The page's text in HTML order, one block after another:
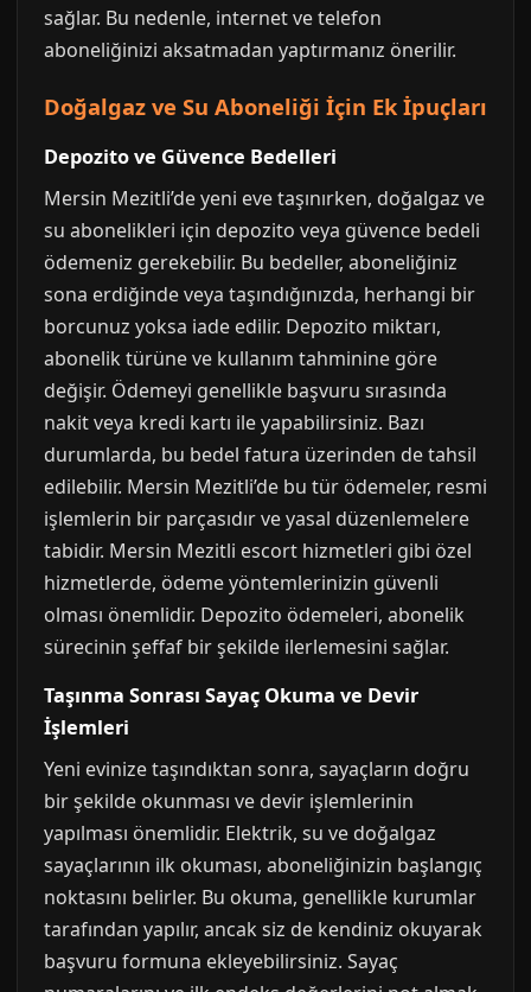
sağlar. Bu nedenle, internet ve telefon
aboneliğinizi aksatmadan yaptırmanız önerilir.
Doğalgaz ve Su Aboneliği İçin Ek İpuçları
Depozito ve Güvence Bedelleri
Mersin Mezitli’de yeni eve taşınırken, doğalgaz ve
su abonelikleri için depozito veya güvence bedeli
ödemeniz gerekebilir. Bu bedeller, aboneliğiniz
sona erdiğinde veya taşındığınızda, herhangi bir
borcunuz yoksa iade edilir. Depozito miktarı,
abonelik türüne ve kullanım tahminine göre
değişir. Ödemeyi genellikle başvuru sırasında
nakit veya kredi kartı ile yapabilirsiniz. Bazı
durumlarda, bu bedel fatura üzerinden de tahsil
edilebilir. Mersin Mezitli’de bu tür ödemeler, resmi
işlemlerin bir parçasıdır ve yasal düzenlemelere
tabidir. Mersin Mezitli escort hizmetleri gibi özel
hizmetlerde, ödeme yöntemlerinizin güvenli
olması önemlidir. Depozito ödemeleri, abonelik
sürecinin şeffaf bir şekilde ilerlemesini sağlar.
Taşınma Sonrası Sayaç Okuma ve Devir
İşlemleri
Yeni evinize taşındıktan sonra, sayaçların doğru
bir şekilde okunması ve devir işlemlerinin
yapılması önemlidir. Elektrik, su ve doğalgaz
sayaçlarının ilk okuması, aboneliğinizin başlangıç
noktasını belirler. Bu okuma, genellikle kurumlar
tarafından yapılır, ancak siz de kendiniz okuyarak
başvuru formuna ekleyebilirsiniz. Sayaç